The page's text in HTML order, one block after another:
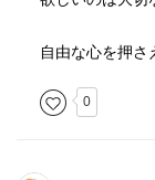
自由な心を押さ
0